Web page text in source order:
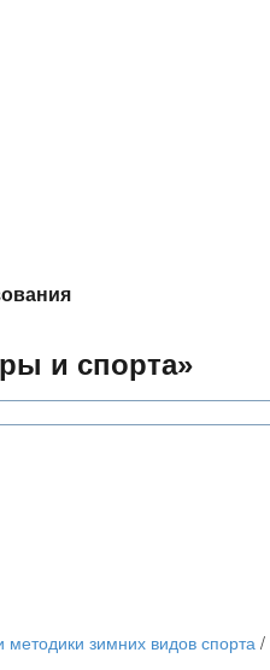
и спорта»
зимних видов спорта /